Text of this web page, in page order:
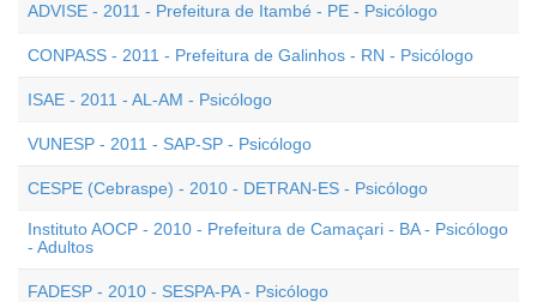
ADVISE - 2011 - Prefeitura de Itambé - PE - Psicólogo
CONPASS - 2011 - Prefeitura de Galinhos - RN - Psicólogo
ISAE - 2011 - AL-AM - Psicólogo
VUNESP - 2011 - SAP-SP - Psicólogo
CESPE (Cebraspe) - 2010 - DETRAN-ES - Psicólogo
Instituto AOCP - 2010 - Prefeitura de Camaçari - BA - Psicólogo
- Adultos
FADESP - 2010 - SESPA-PA - Psicólogo